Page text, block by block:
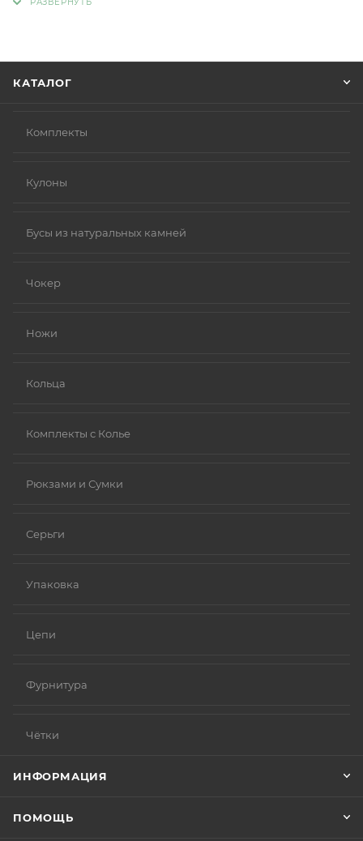
КАТАЛОГ
Комплекты
Кулоны
Бусы из натуральных камней
Чокер
Ножи
Кольца
Комплекты с Колье
Рюкзами и Сумки
Серьги
Упаковка
Цепи
Фурнитура
Чётки
ИНФОРМАЦИЯ
ПОМОЩЬ